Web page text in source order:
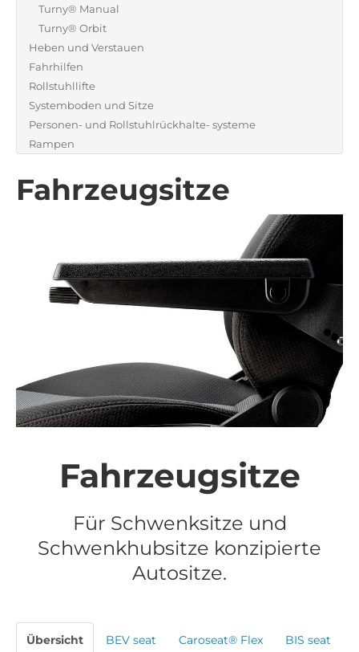
Turny® Manual
Turny® Orbit
Heben und Verstauen
Fahrhilfen
Rollstuhllifte
Systemboden und Sitze
Personen- und Rollstuhlrückhalte- systeme
Rampen
Fahrzeugsitze
Fahrzeugsitze
Für Schwenksitze und
Schwenkhubsitze konzipierte
Autositze.
Übersicht BEV seat Caroseat® Flex BIS seat